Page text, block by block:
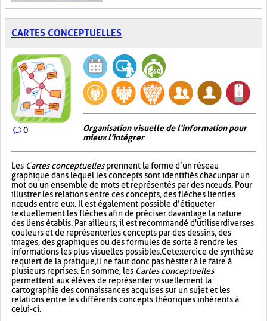
CARTES CONCEPTUELLES
0
Organisation visuelle de l'information pour
mieux l'intégrer
Les Cartes conceptuellesprennent la forme d’un réseau
graphique dans lequel les concepts sont identifiés chacun par un
mot ou un ensemble de mots et représentés par des nœuds. Pour
illustrer les relations entre ces concepts, des flèches lient les
nœuds entre eux. Il est également possible d’étiqueter
textuellement les flèches afin de préciser davantage la nature
des liens établis. Par ailleurs, il est recommandé d'utiliser diverses
couleurs et de représenter les concepts par des dessins, des
images, des graphiques ou des formules de sorte à rendre les
informations les plus visuelles possibles. Cet exercice de synthèse
requiert de la pratique, il ne faut donc pas hésiter à le faire à
plusieurs reprises. En somme, les Cartes conceptuelles
permettent aux élèves de représenter visuellement la
cartographie des connaissances acquises sur un sujet et les
relations entre les différents concepts théoriques inhérents à
celui-ci.